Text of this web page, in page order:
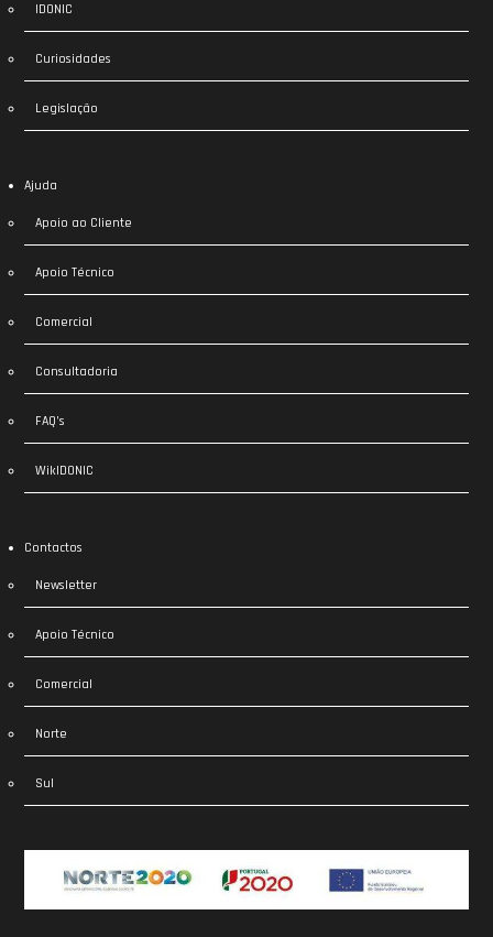
IDONIC
Curiosidades
Legislação
Ajuda
Apoio ao Cliente
Apoio Técnico
Comercial
Consultadoria
FAQ’s
WikIDONIC
Contactos
Newsletter
Apoio Técnico
Comercial
Norte
Sul